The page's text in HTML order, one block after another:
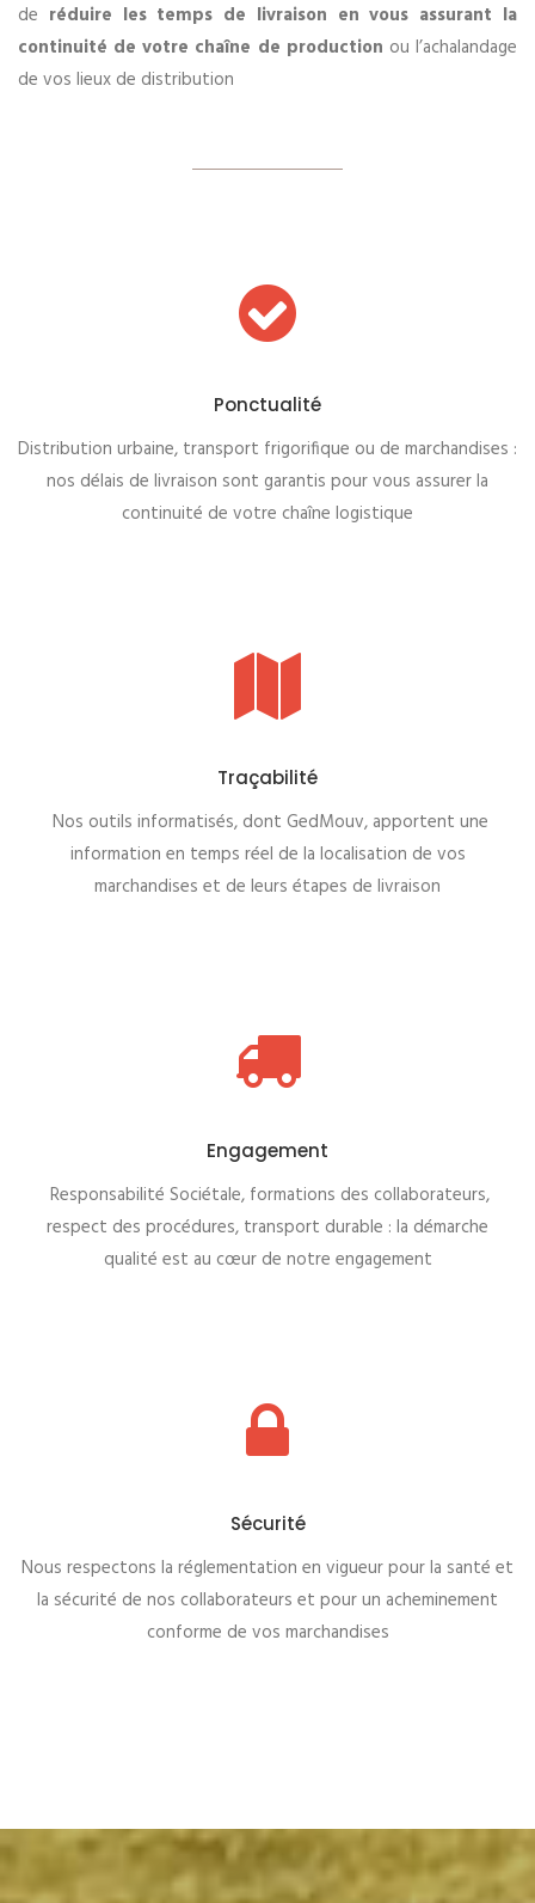
de réduire les temps de livraison en vous assurant la
continuité de votre chaîne de production ou l’achalandage
de vos lieux de distribution
Ponctualité
Distribution urbaine, transport frigorifique ou de marchandises :
nos délais de livraison sont garantis pour vous assurer la
continuité de votre chaîne logistique
Traçabilité
Nos outils informatisés, dont GedMouv, apportent une
information en temps réel de la localisation de vos
marchandises et de leurs étapes de livraison
Engagement
Responsabilité Sociétale, formations des collaborateurs,
respect des procédures, transport durable : la démarche
qualité est au cœur de notre engagement
Sécurité
Nous respectons la réglementation en vigueur pour la santé et
la sécurité de nos collaborateurs et pour un acheminement
conforme de vos marchandises